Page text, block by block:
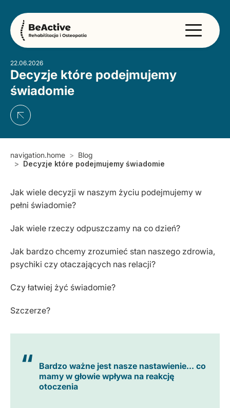
22.06.2026
Decyzje które podejmujemy
świadomie
navigation.home
Blog
Decyzje które podejmujemy świadomie
Jak wiele decyzji w naszym życiu podejmujemy w
pełni świadomie?
Jak wiele rzeczy odpuszczamy na co dzień?
Jak bardzo chcemy zrozumieć stan naszego zdrowia,
psychiki czy otaczających nas relacji?
Czy łatwiej żyć świadomie?
Szczerze?
Bardzo ważne jest nasze nastawienie... co
mamy w głowie wpływa na reakcję
otoczenia